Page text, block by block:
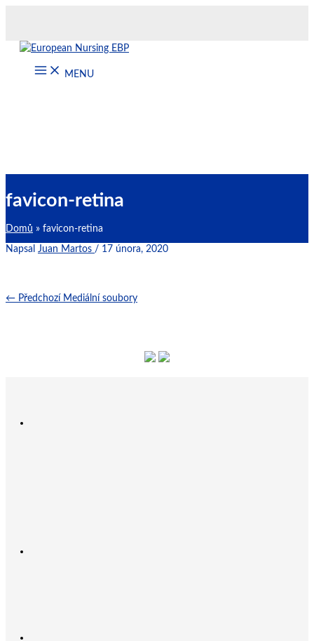
obsah
MENU
favicon-retina
Domů favicon-retina
Napsal Juan Martos / 17 února, 2020
← Předchozí Mediální soubory